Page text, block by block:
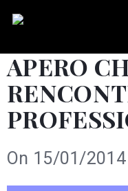
APERO
On 15/01/2014